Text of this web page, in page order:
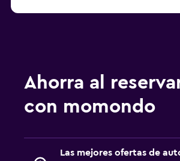
Ahorra al
con momondo
Las mejores ofertas de